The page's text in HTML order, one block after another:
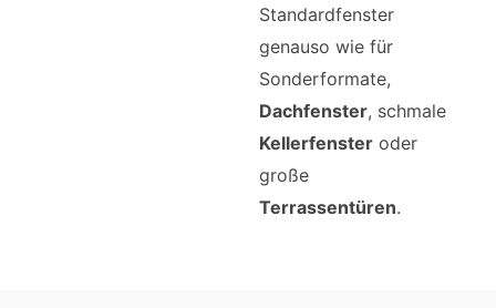
Standardfenster
genauso wie für
Sonderformate,
Dachfenster, schmale
Kellerfenster oder
große
Terrassentüren.